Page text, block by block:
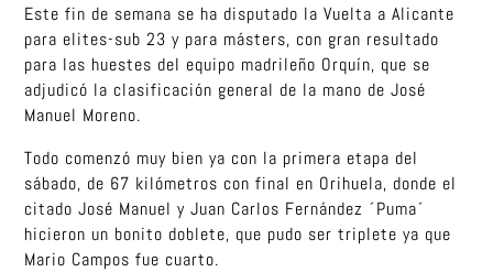
Este fin de semana se ha disputado la Vuelta a Alicante
para elites-sub 23 y para másters, con gran resultado
para las huestes del equipo madrileño Orquín, que se
adjudicó la clasificación general de la mano de José
Manuel Moreno.
Todo comenzó muy bien ya con la primera etapa del
sábado, de 67 kilómetros con final en Orihuela, donde el
citado José Manuel y Juan Carlos Fernández ´Puma´
hicieron un bonito doblete, que pudo ser triplete ya que
Mario Campos fue cuarto.